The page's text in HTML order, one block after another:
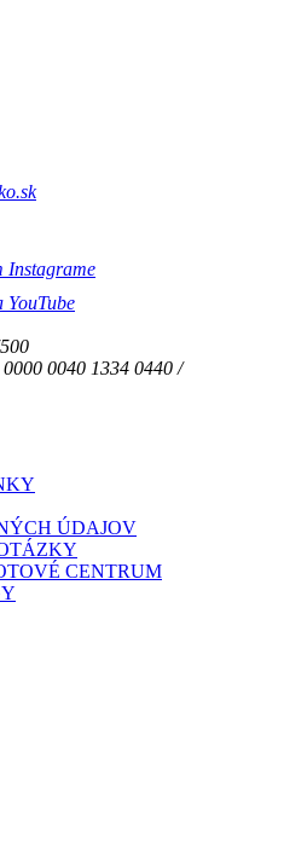
Instagrame
YouTube
0040 1334 0440 /
ÚDAJOV
CENTRUM